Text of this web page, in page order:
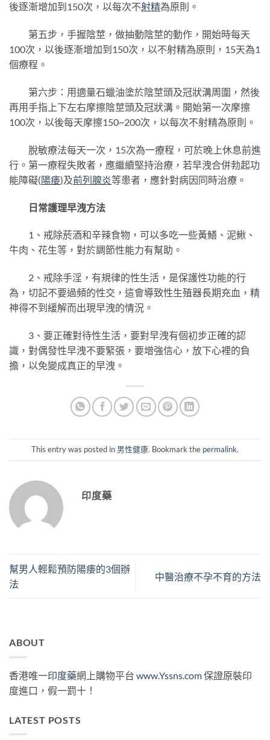
後逐漸增加到150次，以每次不射精為原則。
第五步，手握陰莖，做抽動陰莖的動作，開始時每天
100次，以後逐漸增加到150次，以不射精為原則，15天為1
個療程。
第六步：用適量石蠟油塗於陰莖頭及冠狀溝周圍，然後
再用手指上下左右摩擦陰莖頭及冠狀溝。開始第一次摩擦
100次，以後每天摩擦150~200次，以每次不射精為原則。
脫敏療法每天一次，15次為一療程，可於晚上休息前進
行。第一療程失敗者，應繼續堅持治療，若早洩合併勃起功
能障礙(陽痿)及前列腺炎等患者，應針對病因同時治療。
日常護理早洩方法
1、戒除菸酒和辛辣食物，可以多吃一些黃鱔、泥鰍、
牛肉、花生等，對於調節性能力有幫助。
2、戒除手淫，有規律的性生活，是保護性功能的行
為，切記不要過頻的性交，這會導致性生殖器長期充血，精
神得不到緩解而出現早洩的情況。
3、要正確對待性生活，要對早洩有個初步正確的認
識，對偶發性早洩不要緊張，要增強信心，放下心裡的負
擔，以免變成真正的早洩。
This entry was posted in 男性健康. Bookmark the permalink.
印度藥
幫男人輕鬆預防陽痿的3個辦
法
中醫治療不孕不育的方法
ABOUT
香港唯一印度藥網上購物平台 www.Yssns.com保證原裝印
度進口，假一罰十！
LATEST POSTS